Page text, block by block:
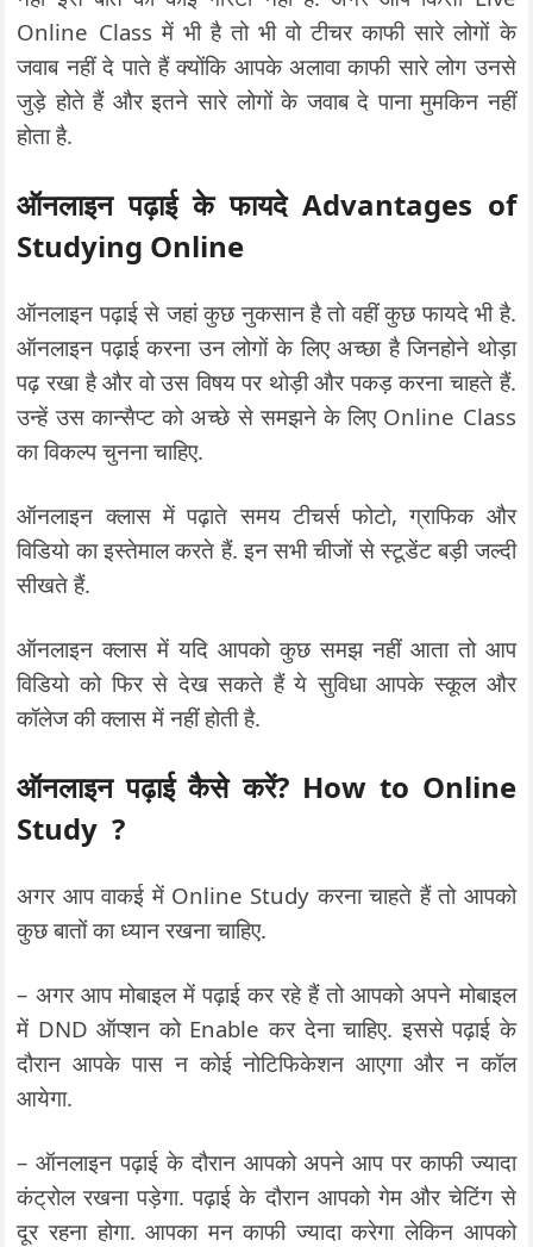
Online Class में भी है तो भी वो टीचर काफी सारे लोगों के
जवाब नहीं दे पाते हैं क्योंकि आपके अलावा काफी सारे लोग उनसे
जुड़े होते हैं और इतने सारे लोगों के जवाब दे पाना मुमकिन नहीं
होता है.
ऑनलाइन पढ़ाई के फायदे Advantages of
Studying Online
ऑनलाइन पढ़ाई से जहां कुछ नुकसान है तो वहीं कुछ फायदे भी है.
ऑनलाइन पढ़ाई करना उन लोगों के लिए अच्छा है जिनहोने थोड़ा
पढ़ रखा है और वो उस विषय पर थोड़ी और पकड़ करना चाहते हैं.
उन्हें उस कान्सैप्ट को अच्छे से समझने के लिए Online Class
का विकल्प चुनना चाहिए.
ऑनलाइन क्लास में पढ़ाते समय टीचर्स फोटो, ग्राफिक और
विडियो का इस्तेमाल करते हैं. इन सभी चीजों से स्टूडेंट बड़ी जल्दी
सीखते हैं.
ऑनलाइन क्लास में यदि आपको कुछ समझ नहीं आता तो आप
विडियो को फिर से देख सकते हैं ये सुविधा आपके स्कूल और
कॉलेज की क्लास में नहीं होती है.
ऑनलाइन पढ़ाई कैसे करें? How to Online
Study ?
अगर आप वाकई में Online Study करना चाहते हैं तो आपको
कुछ बातों का ध्यान रखना चाहिए.
– अगर आप मोबाइल में पढ़ाई कर रहे हैं तो आपको अपने मोबाइल
में DND ऑप्शन को Enable कर देना चाहिए. इससे पढ़ाई के
दौरान आपके पास न कोई नोटिफिकेशन आएगा और न कॉल
आयेगा.
– ऑनलाइन पढ़ाई के दौरान आपको अपने आप पर काफी ज्यादा
कंट्रोल रखना पड़ेगा. पढ़ाई के दौरान आपको गेम और चेटिंग से
दूर रहना होगा. आपका मन काफी ज्यादा करेगा लेकिन आपको